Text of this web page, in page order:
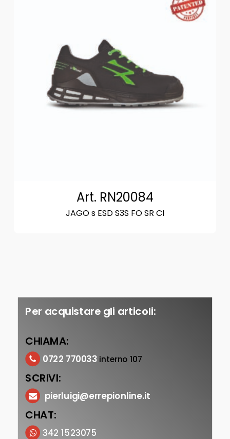
Art. RN20084
JAGO s ESD S3S FO SR CI
Per acquistare gli articoli:
CHIAMA:
0722 770033 interno 107
SCRIVI:
pierluigi@errepionline.it
CHAT:
342 1523075